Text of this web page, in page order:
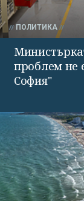
ПОЛИТИКА
проблем не
София"